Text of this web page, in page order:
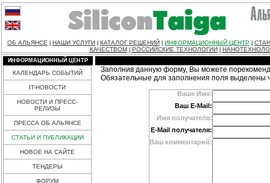
ОБ АЛЬЯНСЕ НАШИ УСЛУГИ КАТАЛОГ РЕШЕНИЙ ИНФОРМАЦИОННЫЙ ЦЕНТР
КАЧЕСТВОМ
РОССИЙСКИЕ ТЕХНОЛОГИИ
ИНФОРМАЦИОННЫЙ ЦЕНТР
КАЛЕНДАРЬ СОБЫТИЙ
IT-НОВОСТИ
НОВОСТИ И ПРЕСС-
РЕЛИЗЫ
ПРЕССА ОБ АЛЬЯНСЕ
СТАТЬИ И ПУБЛИКАЦИИ
НОВОЕ НА САЙТЕ
ТЕНДЕРЫ
ФОРУМ
Заполнив данную форму, Вы можете
Обязательные для заполнения поля выделены
Ваше Имя:
Ваш E-Mail:
Имя получателя:
E-Mail получателя:
Ваш комментарий: